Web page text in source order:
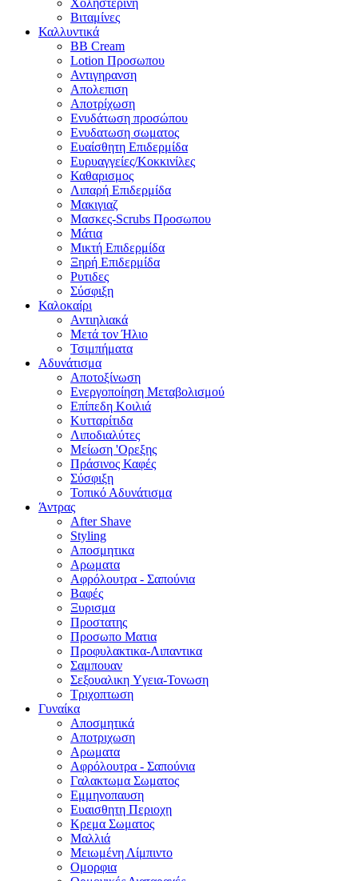
Χοληστερίνη
Βιταμίνες
Καλλυντικά
BB Cream
Lotion Προσωπου
Αντιγηρανση
Απολεπιση
Αποτρίχωση
Ενυδάτωση προσώπου
Ενυδατωση σωματος
Ευαίσθητη Επιδερμίδα
Ευρυαγγείες/Κοκκινίλες
Καθαρισμος
Λιπαρή Επιδερμίδα
Μακιγιαζ
Μασκες-Scrubs Προσωπου
Μάτια
Μικτή Επιδερμίδα
Ξηρή Επιδερμίδα
Ρυτιδες
Σύσφιξη
Καλοκαίρι
Αντιηλιακά
Μετά τον Ήλιο
Τσιμπήματα
Αδυνάτισμα
Αποτοξίνωση
Ενεργοποίηση Μεταβολισμού
Επίπεδη Κοιλιά
Κυτταρίτιδα
Λιποδιαλύτες
Μείωση 'Ορεξης
Πράσινος Καφές
Σύσφιξη
Τοπικό Αδυνάτισμα
Άντρας
After Shave
Styling
Αποσμητικα
Αρωματα
Αφρόλουτρα - Σαπούνια
Βαφές
Ξυρισμα
Προστατης
Προσωπο Ματια
Προφυλακτικα-Λιπαντικα
Σαμπουαν
Σεξουαλικη Yγεια-Τονωση
Τριχοπτωση
Γυναίκα
Αποσμητικά
Αποτριχωση
Αρωματα
Αφρόλουτρα - Σαπούνια
Γαλακτωμα Σωματος
Εμμηνοπαυση
Ευαισθητη Περιοχη
Κρεμα Σωματος
Μαλλιά
Μειωμένη Λίμπιντο
Ομορφια